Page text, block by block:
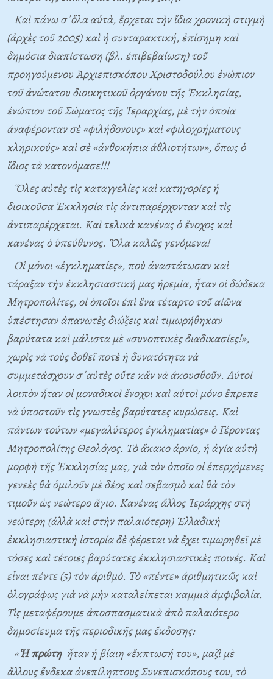
Καὶ πάνω σ᾿ὅλα αὐτὰ, ἔρχεται τὴν ἴδια χρονικὴ στιγμὴ
(ἀρχὲς τοῦ 2005) καὶ ἡ συνταρακτική, ἐπίσημη καὶ
δημόσια διαπίστωση (βλ. ἐπιβεβαίωση) τοῦ
προηγούμενου Ἀρχιεπισκόπου Χριστοδούλου ἐνώπιον
τοῦ ἀνώτατου διοικητικοῦ ὀργάνου τῆς Ἐκκλησίας,
ἐνώπιον τοῦ Σώματος τῆς Ἱεραρχίας, μὲ τὴν ὁποία
ἀναφέρονταν σὲ«φιλήδονους»καὶ«φιλοχρήματους
κληρικούς»καὶ σὲ«ἀνθοκήπια ἀθλιοτήτων», ὅπως ὁ
ἴδιος τὰ κατονόμασε!!!
Ὅλες αὐτὲς τὶς καταγγελίες καὶ κατηγορίες ἡ
διοικοῦσα Ἐκκλησία τὶς ἀντιπαρέρχονταν καὶ τὶς
ἀντιπαρέρχεται. Καὶ τελικὰ κανένας ὁ ἔνοχος καὶ
κανένας ὁ ὑπεύθυνος. Ὅλα καλῶς γενόμενα!
Οἱ μόνοι «ἐγκληματίες», ποὺ ἀναστάτωσαν καὶ
τάραξαν τὴν ἐκκλησιαστική μας ἠρεμία, ἦταν οἱ δώδεκα
Μητροπολίτες, οἱ ὁποῖοι ἐπὶ ἕνα τέταρτο τοῦ αἰῶνα
ὑπέστησαν ἀπανωτὲς διώξεις καὶ τιμωρήθηκαν
βαρύτατα καὶ μάλιστα μὲ«συνοπτικὲς διαδικασίες!»,
χωρὶς νὰ τοὺς δοθεῖ ποτὲ ἡ δυνατότητα νὰ
συμμετάσχουν σ᾿αὐτὲς οὔτε κἄν νὰ ἀκουσθοῦν. Αὐτοὶ
λοιπὸν ἦταν οἱ μοναδικοὶ ἔνοχοι καὶ αὐτοὶ μόνο ἔπρεπε
νὰ ὑποστοῦν τὶς γνωστὲς βαρύτατες κυρώσεις. Καὶ
πάντων τούτων«μεγαλύτερος ἐγκληματίας»ὁ Γέροντας
Μητροπολίτης Θεολόγος. Τὸ ἄκακο ἀρνίο, ἡ ἁγία αὐτὴ
μορφὴ τῆς Ἐκκλησίας μας, γιὰ τὸν ὁποῖο οἱ ἐπερχόμενες
γενεὲς θὰ ὁμιλοῦν μὲ δέος καὶ σεβασμὸ καὶ θὰ τὸν
τιμοῦν ὡς νεώτερο ἅγιο. Κανένας ἄλλος Ἱεράρχης στὴ
νεώτερη (ἀλλὰ καὶ στὴν παλαιότερη) Ἑλλαδικὴ
ἐκκλησιαστικὴ ἱστορία δὲ φέρεται νὰ ἔχει τιμωρηθεῖ μὲ
τόσες καὶ τέτοιες βαρύτατες ἐκκλησιαστικὲς ποινές. Καὶ
εἶναι πέντε (5) τὸν ἀριθμό. Τὸ«πέντε»ἀριθμητικῶς καὶ
ὁλογράφως γιὰ νὰ μὴν καταλείπεται καμμιὰ ἀμφιβολία.
Τὶς μεταφέρουμε ἀποσπασματικὰ ἀπὸ παλαιότερο
δημοσίευμα τῆς περιοδικῆς μας ἔκδοσης:
«Ἡ πρώτηἦταν ἡ βίαιη «ἔκπτωσή του», μαζὶ μὲ
ἄλλους ἕνδεκα ἀνεπίληπτους Συνεπισκόπους του, τὸ